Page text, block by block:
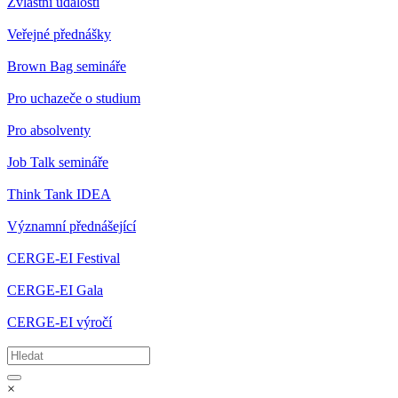
Veřejné přednášky
Brown Bag semináře
Pro uchazeče o studium
Pro absolventy
Job Talk semináře
Think Tank IDEA
Významní přednášející
CERGE-EI Festival
CERGE-EI Gala
CERGE-EI výročí
×